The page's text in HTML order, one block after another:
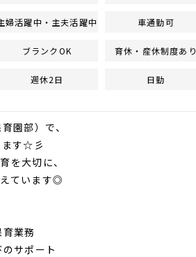
婦活躍中・主夫活躍中 車通勤可
ブランクOK 育休・産休制度あり
週休2日 日勤
園部）で、
ます☆彡
を大切に、
ています◎
業務
サポート